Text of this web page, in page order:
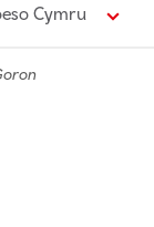
Cymru